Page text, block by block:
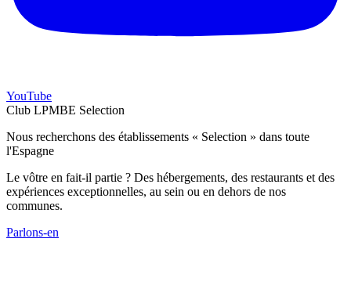
YouTube
Club LPMBE Selection
Nous recherchons des établissements « Selection » dans toute
l'Espagne
Le vôtre en fait-il partie ? Des hébergements, des restaurants et des
expériences exceptionnelles, au sein ou en dehors de nos
communes.
Parlons-en